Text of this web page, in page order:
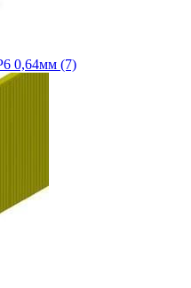
0,64мм (7)